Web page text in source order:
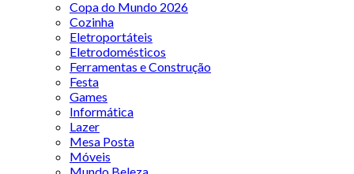
Copa do Mundo 2026
Cozinha
Eletroportáteis
Eletrodomésticos
Ferramentas e Construção
Festa
Games
Informática
Lazer
Mesa Posta
Móveis